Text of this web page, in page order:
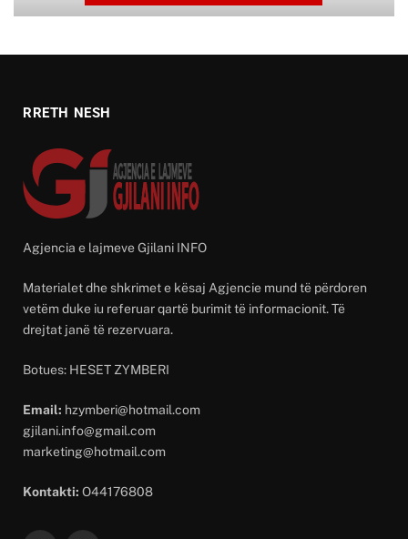
RRETH NESH
Agjencia e lajmeve Gjilani INFO
Materialet dhe shkrimet e kësaj Agjencie mund të përdoren
vetëm duke iu referuar qartë burimit të informacionit. Të
drejtat janë të rezervuara.
Botues: HESET ZYMBERI
Email: hzymberi@hotmail.com
gjilani.info@gmail.com
marketing@hotmail.com
Kontakti: O44176808